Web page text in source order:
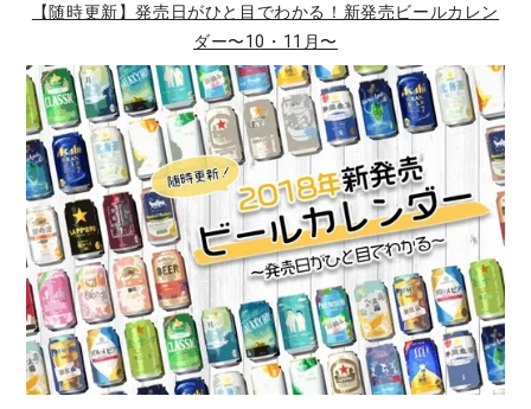
【随時更新】発売日がひと目でわかる！新発売ビールカレン
ダー〜10・11月〜